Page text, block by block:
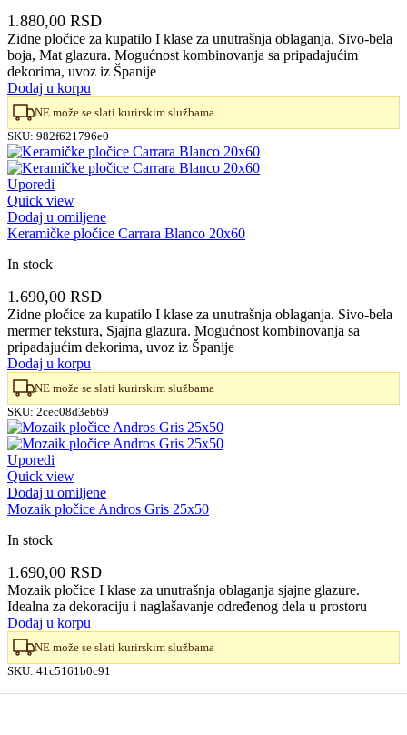
1.880,00 RSD
Zidne pločice za kupatilo I klase za unutrašnja oblaganja. Sivo-bela
boja, Mat glazura. Mogućnost kombinovanja sa pripadajućim
dekorima, uvoz iz Španije
Dodaj u korpu
NE može se slati kurirskim službama
SKU: 982f621796e0
Uporedi
Quick view
Dodaj u omiljene
Keramičke pločice Carrara Blanco 20x60
In stock
1.690,00 RSD
Zidne pločice za kupatilo I klase za unutrašnja oblaganja. Sivo-bela
mermer tekstura, Sjajna glazura. Mogućnost kombinovanja sa
pripadajućim dekorima, uvoz iz Španije
Dodaj u korpu
NE može se slati kurirskim službama
SKU: 2cec08d3eb69
Uporedi
Quick view
Dodaj u omiljene
Mozaik pločice Andros Gris 25x50
In stock
1.690,00 RSD
Mozaik pločice I klase za unutrašnja oblaganja sjajne glazure.
Idealna za dekoraciju i naglašavanje određenog dela u prostoru
Dodaj u korpu
NE može se slati kurirskim službama
SKU: 41c5161b0c91